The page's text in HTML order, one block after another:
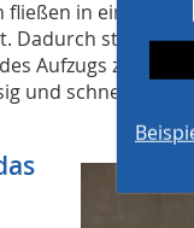
in einer
Dadurch stehen
Aufzugs zur
und schnell